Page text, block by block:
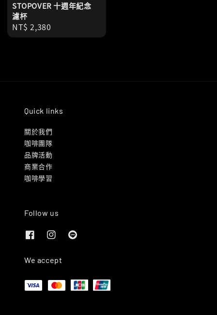
STOPOVER 十週年紀念
濾杯
Regular
price
NT$ 2,380
Quick links
關於我們
咖啡團隊
品牌活動
商業合作
咖啡學習
Follow us
We accept